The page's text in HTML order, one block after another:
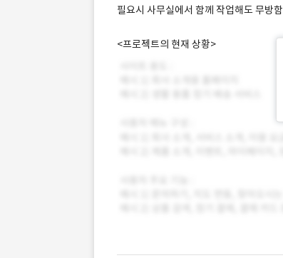
필요시 사무실에서 함께 작업해도 무방함
<프로젝트의 현재 상황>